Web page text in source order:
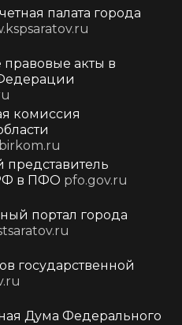
палата города
акты в
комиссия
в ПФО pfo.gov.ru
портал города
государственной
Дума Федерального